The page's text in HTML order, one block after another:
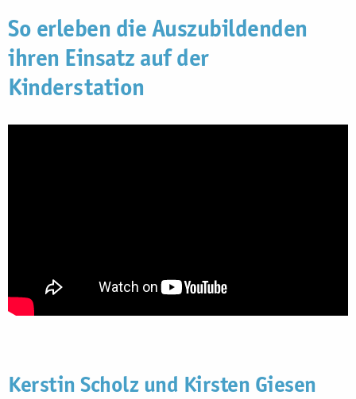
So erleben die Auszubildenden
ihren Einsatz auf der
Kinderstation
Kerstin Scholz und Kirsten Giesen